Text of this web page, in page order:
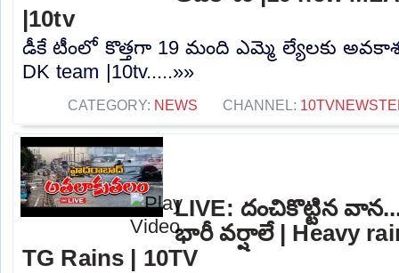
|10tv
డీకే టీంలో కొత్తగా 19 మంది ఎమ్మె ల్యేలకు
DK team |10tv.....»»
CATEGORY: NEWS CHANNEL:
LIVE: దంచికొట్టిన
భారీ వర్షాలే | Heavy
TG Rains | 10TV